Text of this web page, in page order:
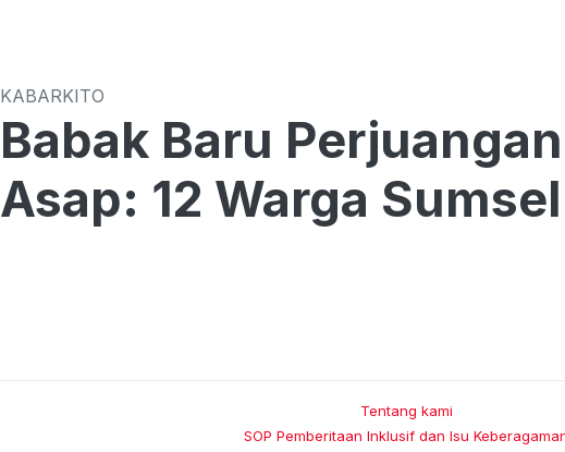
KABARKITO
Babak Baru
Asap: 12 Warga
Tentang kami
SOP Pemberitaan Inklusif dan Isu